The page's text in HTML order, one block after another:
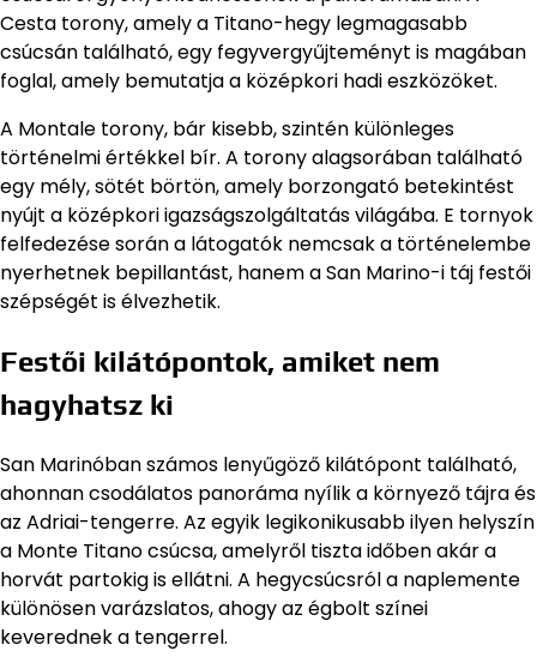
Cesta torony, amely a Titano-hegy legmagasabb
csúcsán található, egy fegyvergyűjteményt is magában
foglal, amely bemutatja a középkori hadi eszközöket.
A Montale torony, bár kisebb, szintén különleges
történelmi értékkel bír. A torony alagsorában található
egy mély, sötét börtön, amely borzongató betekintést
nyújt a középkori igazságszolgáltatás világába. E tornyok
felfedezése során a látogatók nemcsak a történelembe
nyerhetnek bepillantást, hanem a San Marino-i táj festői
szépségét is élvezhetik.
Festői kilátópontok, amiket nem
hagyhatsz ki
San Marinóban számos lenyűgöző kilátópont található,
ahonnan csodálatos panoráma nyílik a környező tájra és
az Adriai-tengerre. Az egyik legikonikusabb ilyen helyszín
a Monte Titano csúcsa, amelyről tiszta időben akár a
horvát partokig is ellátni. A hegycsúcsról a naplemente
különösen varázslatos, ahogy az égbolt színei
keverednek a tengerrel.